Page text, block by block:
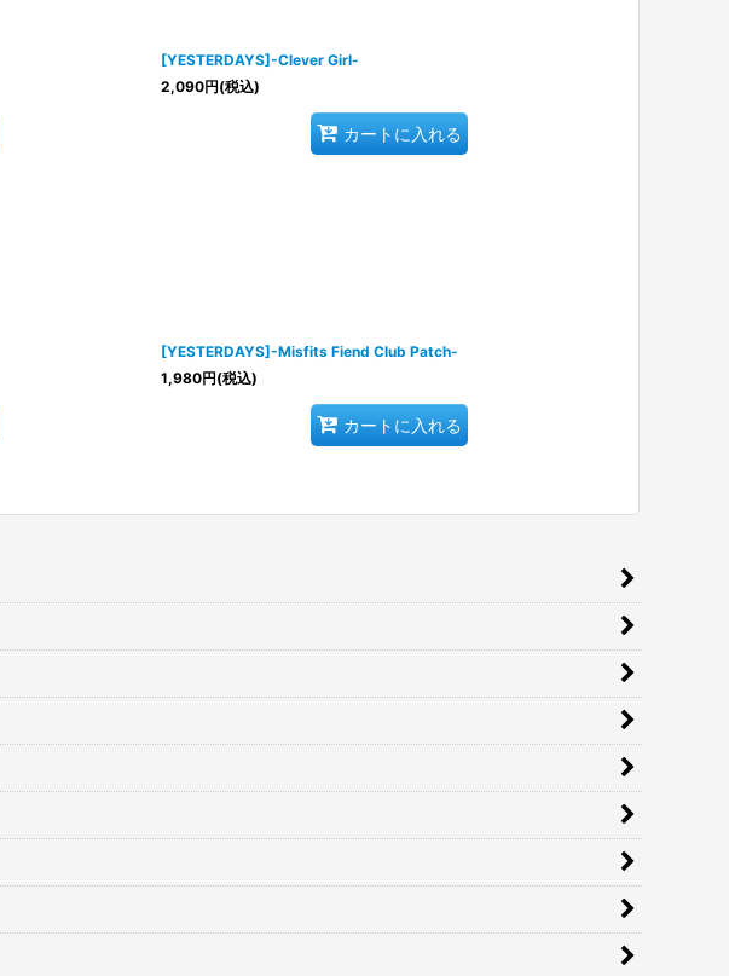
[YESTERDAYS]-Clever Girl-
2,090円(税込)
カートに入れる
[YESTERDAYS]-Misfits Fiend Club Patch-
1,980円(税込)
カートに入れる